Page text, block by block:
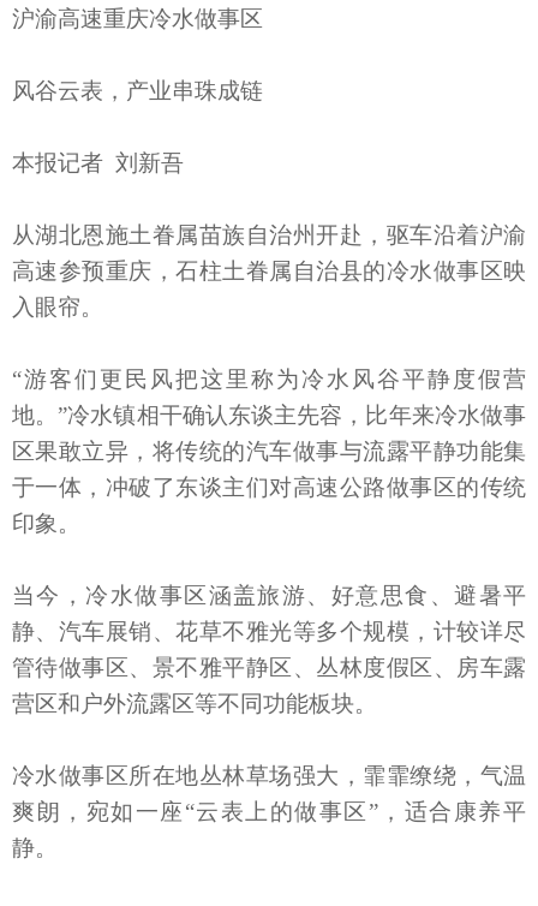
沪渝高速重庆冷水做事区
风谷云表，产业串珠成链
本报记者 刘新吾
从湖北恩施土眷属苗族自治州开赴，驱车沿着沪渝
高速参预重庆，石柱土眷属自治县的冷水做事区映
入眼帘。
“游客们更民风把这里称为冷水风谷平静度假营
地。”冷水镇相干确认东谈主先容，比年来冷水做事
区果敢立异，将传统的汽车做事与流露平静功能集
于一体，冲破了东谈主们对高速公路做事区的传统
印象。
当今，冷水做事区涵盖旅游、好意思食、避暑平
静、汽车展销、花草不雅光等多个规模，计较详尽
管待做事区、景不雅平静区、丛林度假区、房车露
营区和户外流露区等不同功能板块。
冷水做事区所在地丛林草场强大，霏霏缭绕，气温
爽朗，宛如一座“云表上的做事区”，适合康养平
静。